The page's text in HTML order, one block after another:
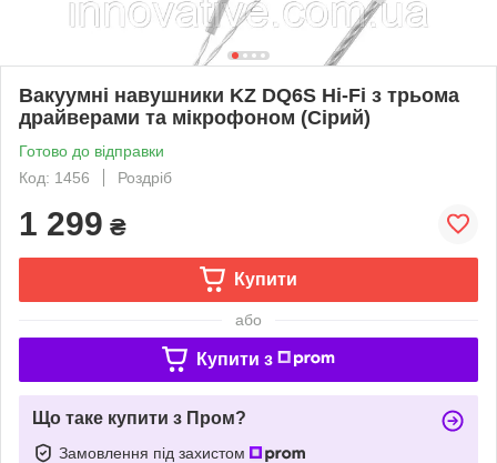
Вакуумні навушники KZ DQ6S Hi-Fi з трьома
драйверами та мікрофоном (Сірий)
Готово до відправки
Код: 1456
Роздріб
1 299 ₴
Купити
або
Купити з
Що таке купити з Пром?
Замовлення під захистом